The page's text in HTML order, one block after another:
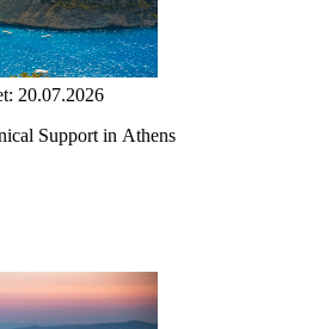
20.07.2026
Support in Athens